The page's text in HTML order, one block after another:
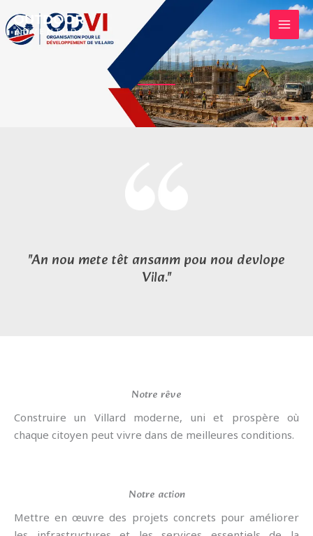
au
contenu
"An nou mete têt ansanm pou nou devlope
Vila."
Notre rêve
Construire un Villard moderne, uni et prospère où
chaque citoyen peut vivre dans de meilleures conditions.
Notre action
Mettre en œuvre des projets concrets pour améliorer